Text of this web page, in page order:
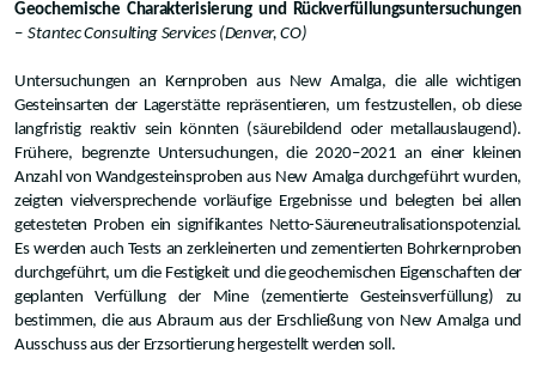
Geochemische Charakterisierung und Rückverfüllungsuntersuchungen
– Stantec Consulting Services (Denver, CO)
Untersuchungen an Kernproben aus New Amalga, die alle wichtigen
Gesteinsarten der Lagerstätte repräsentieren, um festzustellen, ob diese
langfristig reaktiv sein könnten (säurebildend oder metallauslaugend).
Frühere, begrenzte Untersuchungen, die 2020–2021 an einer kleinen
Anzahl von Wandgesteinsproben aus New Amalga durchgeführt wurden,
zeigten vielversprechende vorläufige Ergebnisse und belegten bei allen
getesteten Proben ein signifikantes Netto-Säureneutralisationspotenzial.
Es werden auch Tests an zerkleinerten und zementierten Bohrkernproben
durchgeführt, um die Festigkeit und die geochemischen Eigenschaften der
geplanten Verfüllung der Mine (zementierte Gesteinsverfüllung) zu
bestimmen, die aus Abraum aus der Erschließung von New Amalga und
Ausschuss aus der Erzsortierung hergestellt werden soll.